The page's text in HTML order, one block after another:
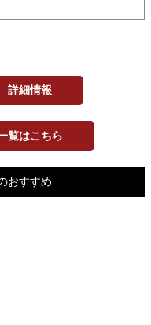
詳細情報
覧はこちら
おすすめ